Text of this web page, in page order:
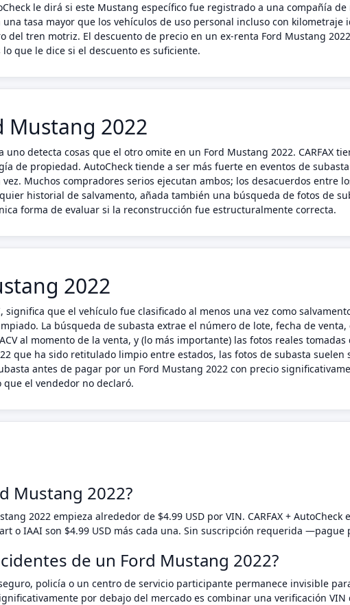
le dirá si este Mustang específico fue registrado a una compañía
tasa mayor que los vehículos de uso personal incluso con
tren motriz. El descuento de precio en un ex-renta Ford Mustang
que le dice si el descuento es suficiente.
Mustang 2022
detecta cosas que el otro omite en un Ford Mustang 2022. CARFAX
de propiedad. AutoCheck tiende a ser más fuerte en eventos de
Muchos compradores serios ejecutan ambos; los desacuerdos entre
historial de salvamento, añada también una búsqueda de fotos de
forma de evaluar si la reconstrucción fue estructuralmente correcta.
2022
que el vehículo fue clasificado al menos una vez como
La búsqueda de subasta extrae el número de lote, fecha de venta,
al momento de la venta, y (lo más importante) las fotos reales tomadas
que ha sido retitulado limpio entre estados, las fotos de subasta suelen
antes de pagar por un Ford Mustang 2022 con precio
el vendedor no declaró.
Mustang 2022?
2022 empieza alrededor de $4.99 USD por VIN. CARFAX + AutoCheck
o IAAI son $4.99 USD más cada una. Sin suscripción requerida —pague
de un Ford Mustang 2022?
policía o un centro de servicio participante permanece invisible para
por debajo del mercado es combinar una verificación VIN